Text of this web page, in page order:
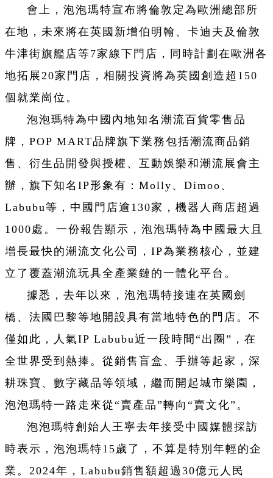
會上，泡泡瑪特宣布將倫敦定為歐洲總部所
在地，未來將在英國新增伯明翰、卡迪夫及倫敦
牛津街旗艦店等7家線下門店，同時計劃在歐洲各
地拓展20家門店，相關投資將為英國創造超150
個就業崗位。
泡泡瑪特為中國內地知名潮流百貨零售品
牌，POP MART品牌旗下業務包括潮流商品銷
售、衍生品開發與授權、互動娛樂和潮流展會主
辦，旗下知名IP形象有：Molly、Dimoo、
Labubu等，中國門店逾130家，機器人商店超過
1000處。一份報告顯示，泡泡瑪特為中國最大且
增長最快的潮流文化公司，IP為業務核心，並建
立了覆蓋潮流玩具全產業鏈的一體化平台。
據悉，去年以來，泡泡瑪特接連在英國劍
橋、法國巴黎等地開設具有當地特色的門店。不
僅如此，人氣IP Labubu近一段時間“出圈”，在
全世界受到熱捧。從銷售盲盒、手辦等起家，深
耕珠寶、數字藏品等領域，繼而開起城市樂園，
泡泡瑪特一路走來從“賣產品”轉向“賣文化”。
泡泡瑪特創始人王寧去年接受中國媒體採訪
時表示，泡泡瑪特15歲了，不算是特別年輕的企
業。2024年，Labubu銷售額超過30億元人民